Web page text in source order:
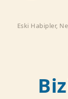
Eski Habipler,